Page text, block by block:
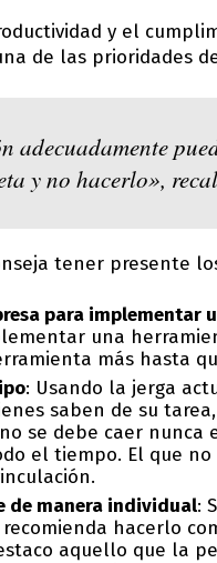
y el
de las prioridades
adecuadamente
y no hacerlo»,
tener presente
para implementar
una
más hasta
: Usando la jerga
saben de su
se debe caer nunca
el tiempo. El que no
de manera individual:
hacerlo
aquello que la